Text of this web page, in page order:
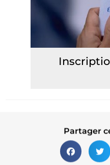
Partager